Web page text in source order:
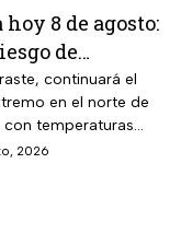
8 de agosto:
de
y
de
lluvias
en dos
continuará el
en el norte de
con temperaturas
a 45°C en el
2026